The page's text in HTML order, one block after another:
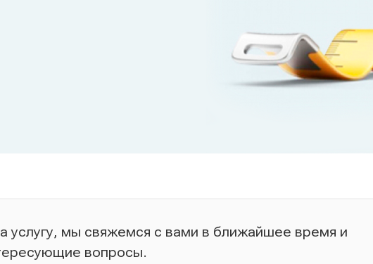
услугу, мы свяжемся с вами в ближайшее время и
вопросы.